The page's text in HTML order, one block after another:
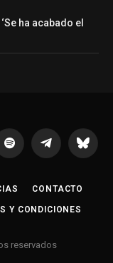
ha acabado el
Spotify Telegrama
CONTACTO
Y CONDICIONES
reservados